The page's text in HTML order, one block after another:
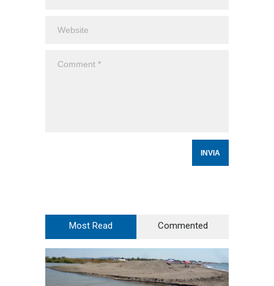
Most Read Commented